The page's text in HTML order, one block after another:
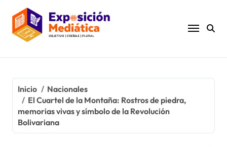
contenido
Inicio
Nacionales
El Cuartel de la Montaña: Rostros de piedra,
memorias vivas y símbolo de la Revolución
Bolivariana